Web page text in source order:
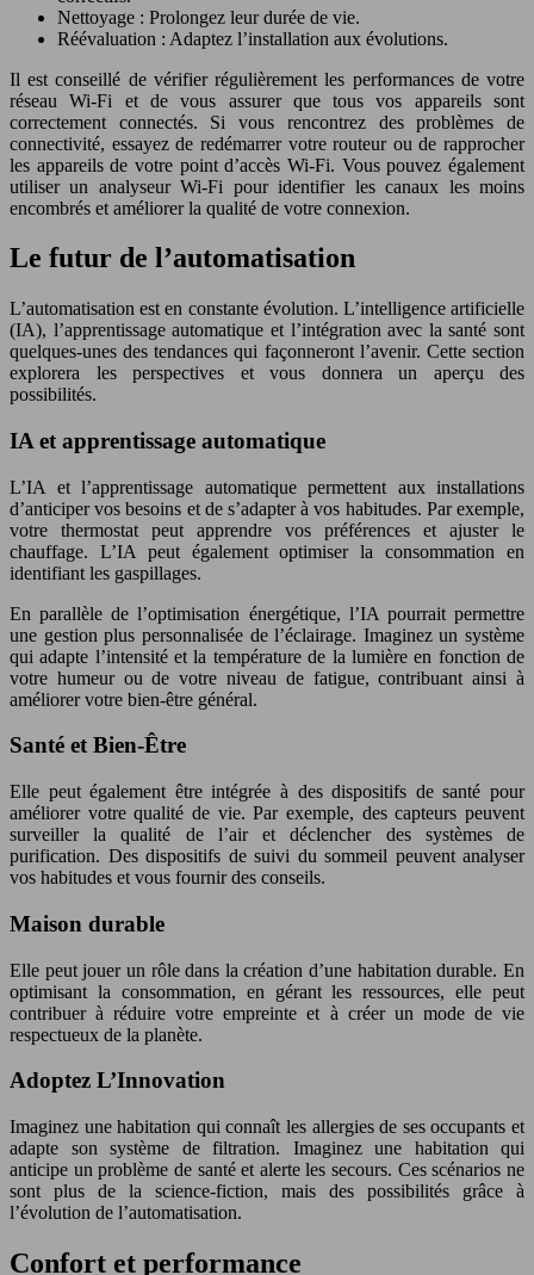
Nettoyage : Prolongez leur durée de vie.
Réévaluation : Adaptez l’installation aux évolutions.
Il est conseillé de vérifier régulièrement les performances de votre
réseau Wi-Fi et de vous assurer que tous vos appareils sont
correctement connectés. Si vous rencontrez des problèmes de
connectivité, essayez de redémarrer votre routeur ou de rapprocher
les appareils de votre point d’accès Wi-Fi. Vous pouvez également
utiliser un analyseur Wi-Fi pour identifier les canaux les moins
encombrés et améliorer la qualité de votre connexion.
Le futur de l’automatisation
L’automatisation est en constante évolution. L’intelligence artificielle
(IA), l’apprentissage automatique et l’intégration avec la santé sont
quelques-unes des tendances qui façonneront l’avenir. Cette section
explorera les perspectives et vous donnera un aperçu des
possibilités.
IA et apprentissage automatique
L’IA et l’apprentissage automatique permettent aux installations
d’anticiper vos besoins et de s’adapter à vos habitudes. Par exemple,
votre thermostat peut apprendre vos préférences et ajuster le
chauffage. L’IA peut également optimiser la consommation en
identifiant les gaspillages.
En parallèle de l’optimisation énergétique, l’IA pourrait permettre
une gestion plus personnalisée de l’éclairage. Imaginez un système
qui adapte l’intensité et la température de la lumière en fonction de
votre humeur ou de votre niveau de fatigue, contribuant ainsi à
améliorer votre bien-être général.
Santé et Bien-Être
Elle peut également être intégrée à des dispositifs de santé pour
améliorer votre qualité de vie. Par exemple, des capteurs peuvent
surveiller la qualité de l’air et déclencher des systèmes de
purification. Des dispositifs de suivi du sommeil peuvent analyser
vos habitudes et vous fournir des conseils.
Maison durable
Elle peut jouer un rôle dans la création d’une habitation durable. En
optimisant la consommation, en gérant les ressources, elle peut
contribuer à réduire votre empreinte et à créer un mode de vie
respectueux de la planète.
Adoptez L’Innovation
Imaginez une habitation qui connaît les allergies de ses occupants et
adapte son système de filtration. Imaginez une habitation qui
anticipe un problème de santé et alerte les secours. Ces scénarios ne
sont plus de la science-fiction, mais des possibilités grâce à
l’évolution de l’automatisation.
Confort et performance